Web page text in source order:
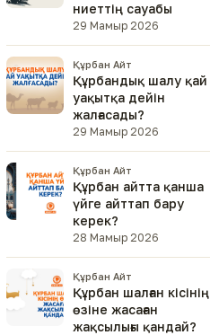
ниеттің сауабы
29 Мамыр 2026
Құрбан Айт
Құрбандық шалу қай
уақытқа дейін
жалғасады?
29 Мамыр 2026
Құрбан Айт
Құрбан айтта қанша
үйге айттап бару
керек?
28 Мамыр 2026
Құрбан Айт
Құрбан шалған кісінің
өзіне жасаған
жақсылығы қандай?